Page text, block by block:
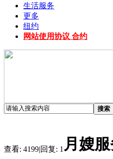
生活服务
更多
纽约
网站使用协议 合约
搜索
查看: 4199|回复: 1 月嫂